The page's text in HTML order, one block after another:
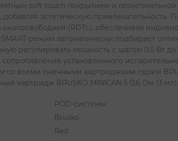
soft-touch покрытием и полигональной
эстетическую привлекательность.
околосвободной (RDTL), обеспечивая
режим автоматически подбирает
регулировать мощность с шагом 0,5 Вт до
установленного
со всеми сменными картриджами серии
картридж BRUSKO MINICAN 5 0,6 Ом (3
POD-системы
Brusko
Red